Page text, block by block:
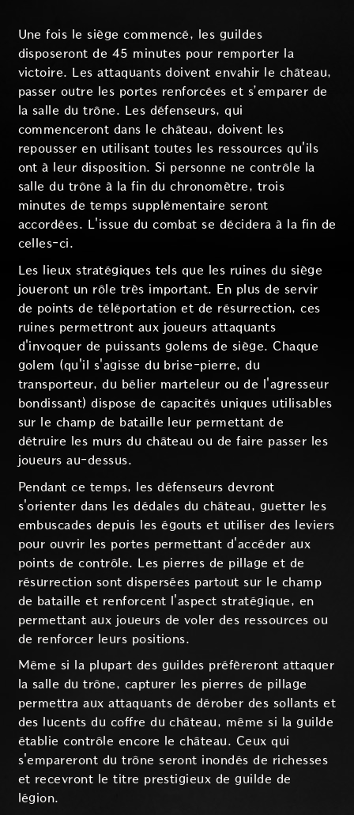
Une fois le siège commencé, les guildes
disposeront de 45 minutes pour remporter la
victoire. Les attaquants doivent envahir le château,
passer outre les portes renforcées et s’emparer de
la salle du trône. Les défenseurs, qui
commenceront dans le château, doivent les
repousser en utilisant toutes les ressources qu'ils
ont à leur disposition. Si personne ne contrôle la
salle du trône à la fin du chronomètre, trois
minutes de temps supplémentaire seront
accordées. L'issue du combat se décidera à la fin de
celles-ci.
Les lieux stratégiques tels que les ruines du siège
joueront un rôle très important. En plus de servir
de points de téléportation et de résurrection, ces
ruines permettront aux joueurs attaquants
d'invoquer de puissants golems de siège. Chaque
golem (qu'il s'agisse du brise-pierre, du
transporteur, du bélier marteleur ou de l'agresseur
bondissant) dispose de capacités uniques utilisables
sur le champ de bataille leur permettant de
détruire les murs du château ou de faire passer les
joueurs au-dessus.
Pendant ce temps, les défenseurs devront
s'orienter dans les dédales du château, guetter les
embuscades depuis les égouts et utiliser des leviers
pour ouvrir les portes permettant d'accéder aux
points de contrôle. Les pierres de pillage et de
résurrection sont dispersées partout sur le champ
de bataille et renforcent l'aspect stratégique, en
permettant aux joueurs de voler des ressources ou
de renforcer leurs positions.
Même si la plupart des guildes préfèreront attaquer
la salle du trône, capturer les pierres de pillage
permettra aux attaquants de dérober des sollants et
des lucents du coffre du château, même si la guilde
établie contrôle encore le château. Ceux qui
s'empareront du trône seront inondés de richesses
et recevront le titre prestigieux de guilde de
légion.